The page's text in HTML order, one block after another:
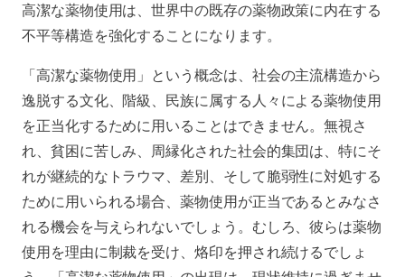
高潔な薬物使用は、世界中の既存の薬物政策に内在する
不平等構造を強化することになります。
「高潔な薬物使用」という概念は、社会の主流構造から
逸脱する文化、階級、民族に属する人々による薬物使用
を正当化するために用いることはできません。無視さ
れ、貧困に苦しみ、周縁化された社会的集団は、特にそ
れが継続的なトラウマ、差別、そして脆弱性に対処する
ために用いられる場合、薬物使用が正当であるとみなさ
れる機会を与えられないでしょう。むしろ、彼らは薬物
使用を理由に制裁を受け、烙印を押され続けるでしょ